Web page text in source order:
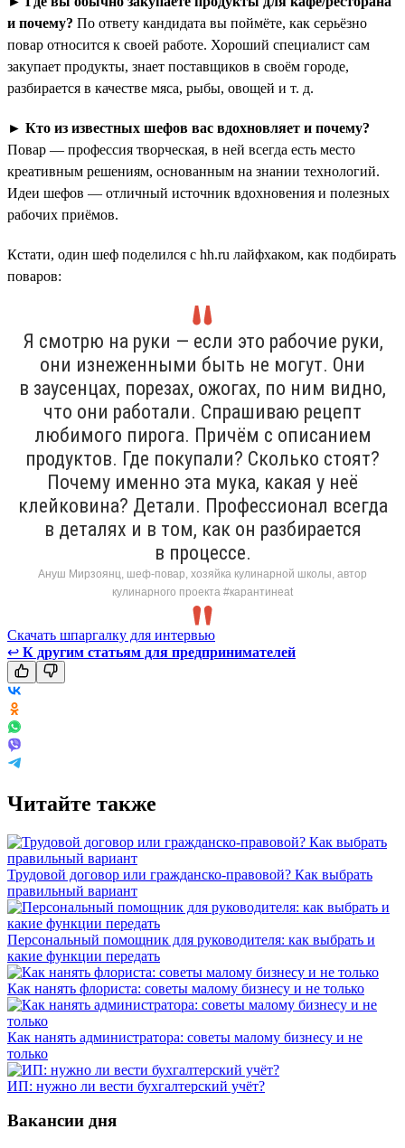
и почему? По ответу кандидата вы поймёте, как серьёзно
повар относится к своей работе. Хороший специалист сам
закупает продукты, знает поставщиков в своём городе,
разбирается в качестве мяса, рыбы, овощей и т. д.
► Кто из известных шефов вас вдохновляет и почему?
Повар — профессия творческая, в ней всегда есть место
креативным решениям, основанным на знании технологий.
Идеи шефов — отличный источник вдохновения и полезных
рабочих приёмов.
Кстати, один шеф поделился с hh.ru лайфхаком, как подбирать
поваров:
Я смотрю на руки — если это рабочие руки,
они изнеженными быть не могут. Они
в заусенцах, порезах, ожогах, по ним видно,
что они работали. Спрашиваю рецепт
любимого пирога. Причём с описанием
продуктов. Где покупали? Сколько стоят?
Почему именно эта мука, какая у неё
клейковина? Детали. Профессионал всегда
в деталях и в том, как он разбирается
в процессе.
Ануш Мирзоянц, шеф-повар, хозяйка кулинарной школы, автор
кулинарного проекта #карантинeat
Скачать шпаргалку для интервью
↩ К другим статьям для предпринимателей
Читайте также
Трудовой договор или гражданско-правовой? Как выбрать
правильный вариант
Персональный помощник для руководителя: как выбрать и
какие функции передать
Как нанять флориста: советы малому бизнесу и не только
Как нанять администратора: советы малому бизнесу и не
только
ИП: нужно ли вести бухгалтерский учёт?
Вакансии дня